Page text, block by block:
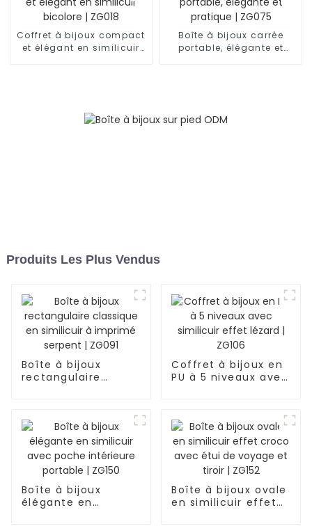
Coffret à bijoux compact
et élégant en similicuir
Boîte à bijoux carrée
portable, élégante et
Produits Les Plus Vendus
Boîte à bijoux
rectangulaire
Coffret à bijoux en
PU à 5 niveaux avec
Boîte à bijoux
élégante en
Boîte à bijoux ovale
en similicuir effet